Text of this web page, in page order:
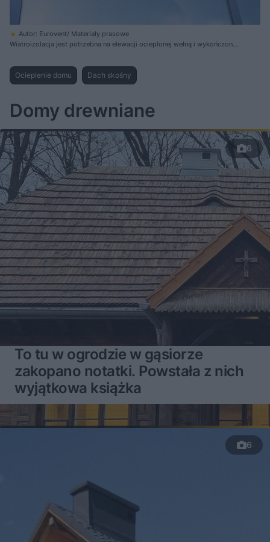
Autor: Eurovent/ Materiały prasowe
Wiatroizolacja jest potrzebna na elewacji ocieplonej wełną i wykończonej
Ocieplenie domu Dach skośny
Domy drewniane
6
To tu w ogrodzie w gąsiorze
zakopano notatki. Powstała z nich
wyjątkowa książka
6